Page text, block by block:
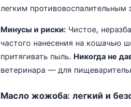
легким
Минусы и риски: Чистое,
частого нанесения на кошачью
притягивать пыль. Никогда не
ветеринара — для
Масло жожоба: легкий и